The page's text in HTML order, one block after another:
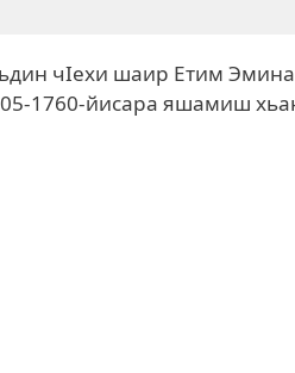
чIехи шаир Етим
1760-йисара яшамиш